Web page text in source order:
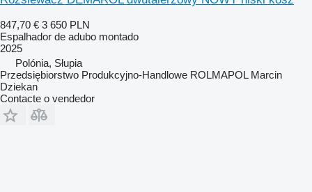
847,70 € 3 650 PLN
Espalhador de adubo montado
2025
Polónia, Słupia
Przedsiębiorstwo Produkcyjno-Handlowe ROLMAPOL Marcin
Dziekan
Contacte o vendedor